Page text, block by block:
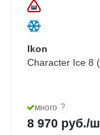
Ikon
Character Ice 8
много ?
8 970 руб./